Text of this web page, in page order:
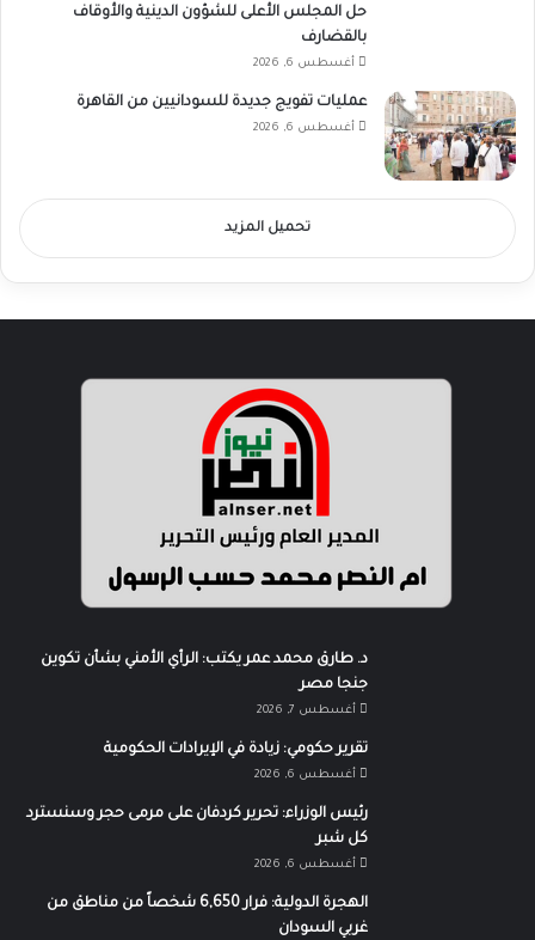
حل المجلس الأعلى للشؤون الدينية والأوقاف
بالقضارف
أغسطس 6, 2026
عمليات تفويج جديدة للسودانيين من القاهرة
أغسطس 6, 2026
تحميل المزيد
د. طارق محمد عمر يكتب: الرأي الأمني بشأن تكوين
جنجا مصر
أغسطس 7, 2026
تقرير حكومي: زيادة في الإيرادات الحكومية
أغسطس 6, 2026
رئيس الوزراء: تحرير كردفان على مرمى حجر وسنسترد
كل شبر
أغسطس 6, 2026
الهجرة الدولية: فرار 6,650 شخصاً من مناطق من
غربي السودان